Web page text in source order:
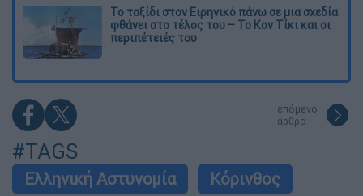
Το ταξίδι στον Ειρηνικό πάνω σε μια σχεδία
φθάνει στο τέλος του – Το Κον Τίκι και οι
περιπέτειές του
επόμενο
άρθρο
#TAGS
Ελληνική Αστυνομία
Κόρινθος